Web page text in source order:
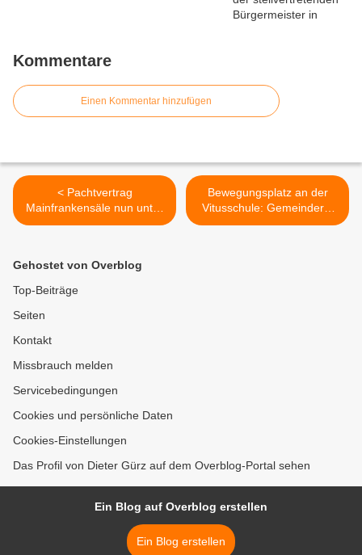
Kommentare
Einen Kommentar hinzufügen
< Pachtvertrag
Mainfrankensäle nun unter
Dach und Fach -
Eröffnung am 3. Januar
Bewegungsplatz an der
Vitusschule: Gemeinderat
verzichtet auf Sperrung des
Gehostet von Overblog
Top-Beiträge
Seiten
Kontakt
Missbrauch melden
Servicebedingungen
Cookies und persönliche Daten
Cookies-Einstellungen
Das Profil von Dieter Gürz auf dem Overblog-Portal sehen
Ein Blog auf Overblog erstellen
Ein Blog erstellen